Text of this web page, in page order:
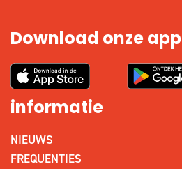
Download onze app
informatie
NIEUWS
FREQUENTIES